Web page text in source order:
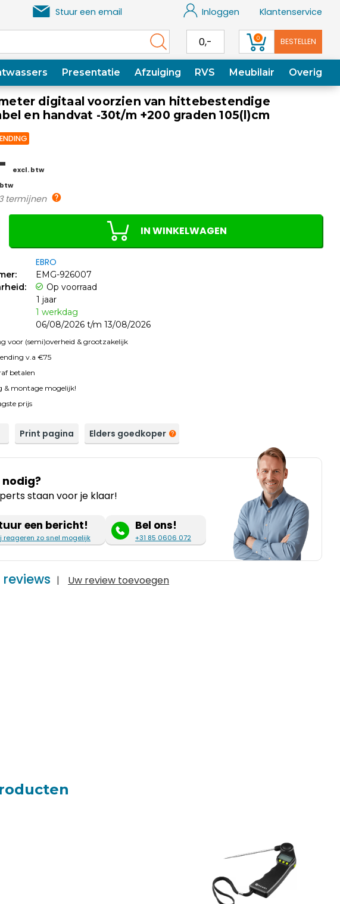
Stuur een email Inloggen Klantenservice
0,- 0 BESTELLEN
Presentatie Afzuiging RVS Meubilair Overig
digitaal voorzien van hittebestendige
en handvat -30t/m +200 graden 105(l)cm
excl. btw
termijnen
IN WINKELWAGEN
EBRO
EMG-926007
Op voorraad
1 jaar
1 werkdag
06/08/2026 t/m 13/08/2026
voor (semi)overheid & grootzakelijk
v.a €75
betalen
& montage mogelijk!
prijs
Print pagina Elders goedkoper
staan voor je klaar!
een bericht!
reageren zo snel mogelijk
Bel ons!
+31 85 0606 072
| Uw review toevoegen